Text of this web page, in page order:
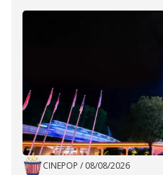
CINEPOP / 08/08/2026